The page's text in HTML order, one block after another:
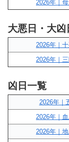
2026年｜母
大悪日・大凶
2026年｜十
2026年｜
凶日一覧
2026年｜
2026年｜血
2026年｜地